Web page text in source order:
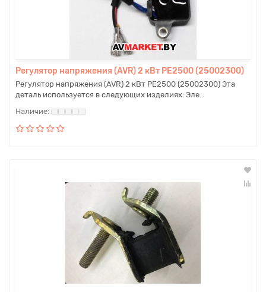
Регулятор напряжения (AVR) 2 кВт PE2500 (25002300)
Регулятор напряжения (AVR) 2 кВт PE2500 (25002300) Эта
деталь используется в следующих изделиях: Эле..